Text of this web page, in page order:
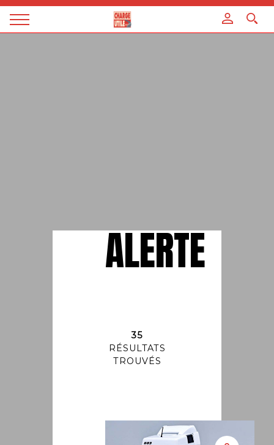
Magazine
ALERTE
35
RÉSULTATS
TROUVÉS
Panneau de gestion des cookies